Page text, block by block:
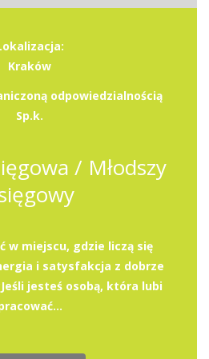
Kraków
odpowiedzialnością
Sp.k.
/ Młodszy
w miejscu, gdzie liczą się
i satysfakcja z dobrze
jesteś osobą, która lubi